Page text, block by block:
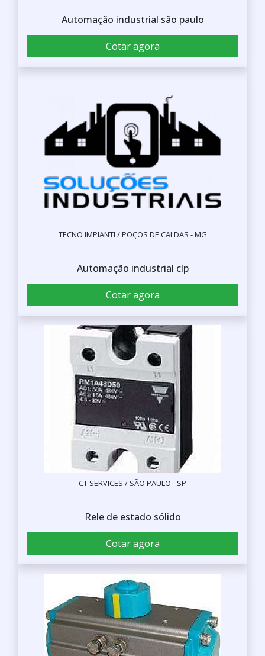
Automação industrial são paulo
Cotar agora
TECNO IMPIANTI / POÇOS DE CALDAS - MG
Automação industrial clp
Cotar agora
CT SERVICES / SÃO PAULO - SP
Rele de estado sólido
Cotar agora